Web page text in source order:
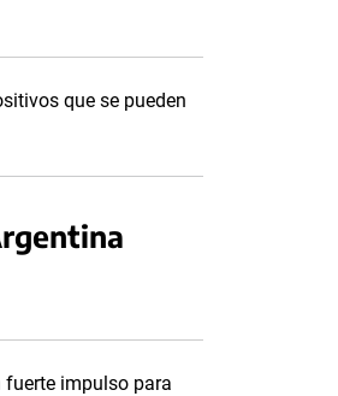
que se pueden
fuerte impulso para